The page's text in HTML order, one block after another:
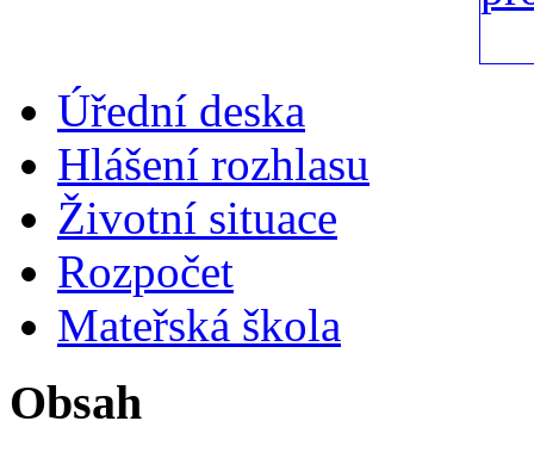
Úřední deska
Hlášení rozhlasu
Životní situace
Rozpočet
Mateřská škola
Obsah